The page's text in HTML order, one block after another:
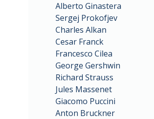
Alberto Ginastera
Sergej Prokofjev
Charles Alkan
Cesar Franck
Francesco Cilea
George Gershwin
Richard Strauss
Jules Massenet
Giacomo Puccini
Anton Bruckner